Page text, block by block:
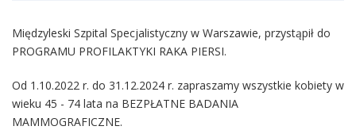
Międzyleski Szpital Specjalistyczny w Warszawie, przystąpił do
PROGRAMU PROFILAKTYKI RAKA PIERSI.
Od 1.10.2022 r. do 31.12.2024 r. zapraszamy wszystkie kobiety w
wieku 45 - 74 lata na BEZPŁATNE BADANIA
MAMMOGRAFICZNE.